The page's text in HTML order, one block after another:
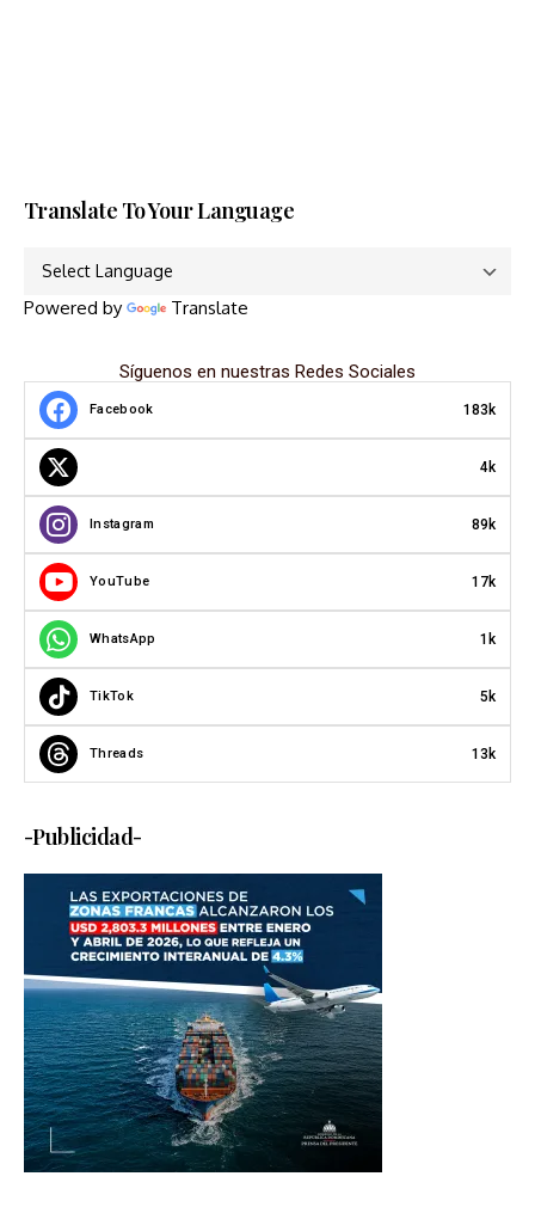
Translate To Your Language
Powered by Translate
Síguenos en nuestras Redes Sociales
Facebook 183k
4k
Instagram 89k
YouTube 17k
WhatsApp 1k
TikTok 5k
Threads 13k
-Publicidad-